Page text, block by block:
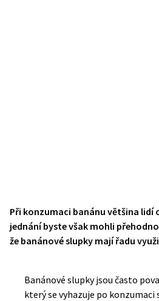
Při konzumaci banánu většina lidí
jednání byste však mohli
že banánové slupky mají řadu
Banánové slupky jsou často
který se vyhazuje po konzumaci